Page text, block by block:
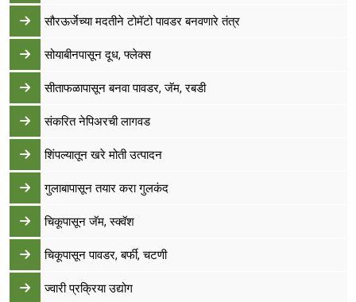
सौरऊर्जेच्या मदतीने टोमॅटो पावडर बनवणारे तंत्र
सोयाबीनपासून दूध, फ्लेक्‍स
सीताफळापासून बनवा पावडर, जॅम, रबडी
संकरित नेपिअरची लागवड
शिंपल्यातून खरे मोती उत्पादन
गुलाबापासून तयार करा गुलकंद
चिकूपासून जॅम, स्क्वॅश
चिकूपासून पावडर, बर्फी, चटणी
ज्वारी प्रक्रिया उद्योग